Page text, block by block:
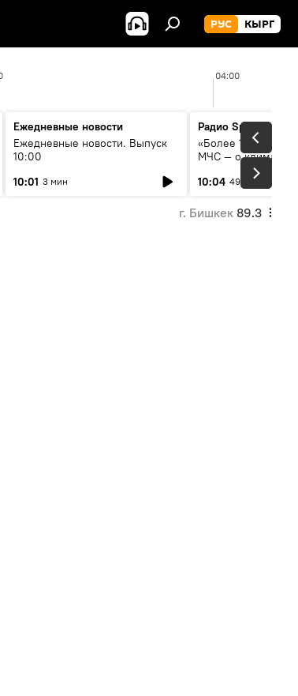
РУС КЫРГ
04:00
Ежедневные новости
Ежедневные новости. Выпуск
10:00
10:01 3 мин
Радио Sputnik
«Более 1200 сёл в
МЧС — о климате,
системе
населения
10:04 49 мин
г. Бишкек 89.3